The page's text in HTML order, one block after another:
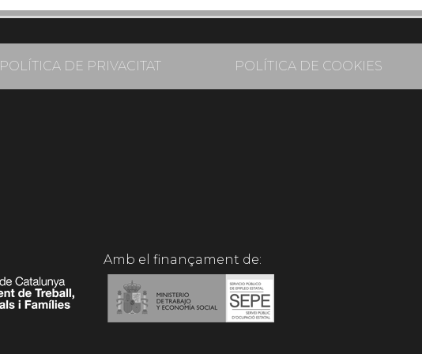
POLÍTICA DE PRIVACITAT POLÍTICA DE COOKIES
Amb el finançament de: